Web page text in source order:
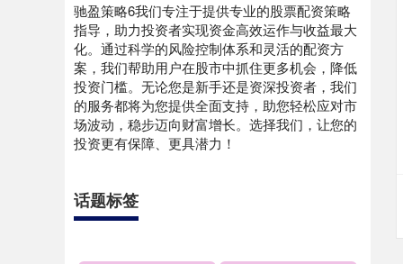
驰盈策略6我们专注于提供专业的股票配资策略
指导，助力投资者实现资金高效运作与收益最大
化。通过科学的风险控制体系和灵活的配资方
案，我们帮助用户在股市中抓住更多机会，降低
投资门槛。无论您是新手还是资深投资者，我们
的服务都将为您提供全面支持，助您轻松应对市
场波动，稳步迈向财富增长。选择我们，让您的
投资更有保障、更具潜力！
话题标签